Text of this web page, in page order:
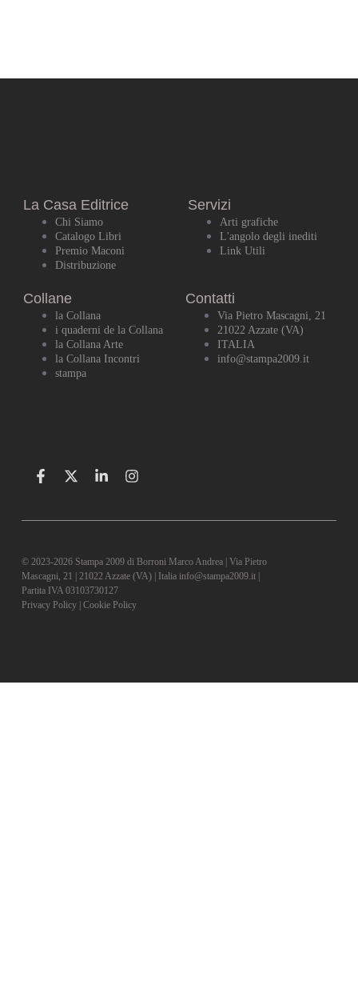
La Casa Editrice
Chi Siamo
Catalogo Libri
Premio Maconi
Distribuzione
Servizi
Arti grafiche
L'angolo degli inediti
Link Utili
Collane
la Collana
i quaderni de la Collana
la Collana Arte
la Collana Incontri
stampa
Contatti
Via Pietro Mascagni, 21
21022 Azzate (VA)
ITALIA
info@stampa2009.it
© 2023-2026 Stampa 2009 di Borroni Marco Andrea | Via Pietro
Mascagni, 21 | 21022 Azzate (VA) | Italia info@stampa2009.it |
Partita IVA 03103730127
Privacy Policy| Cookie Policy